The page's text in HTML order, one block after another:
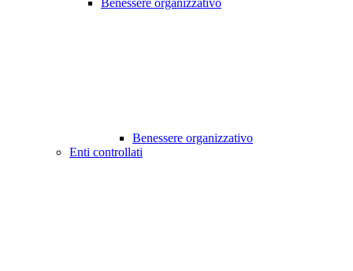
Benessere organizzativo
Benessere organizzativo
Enti controllati